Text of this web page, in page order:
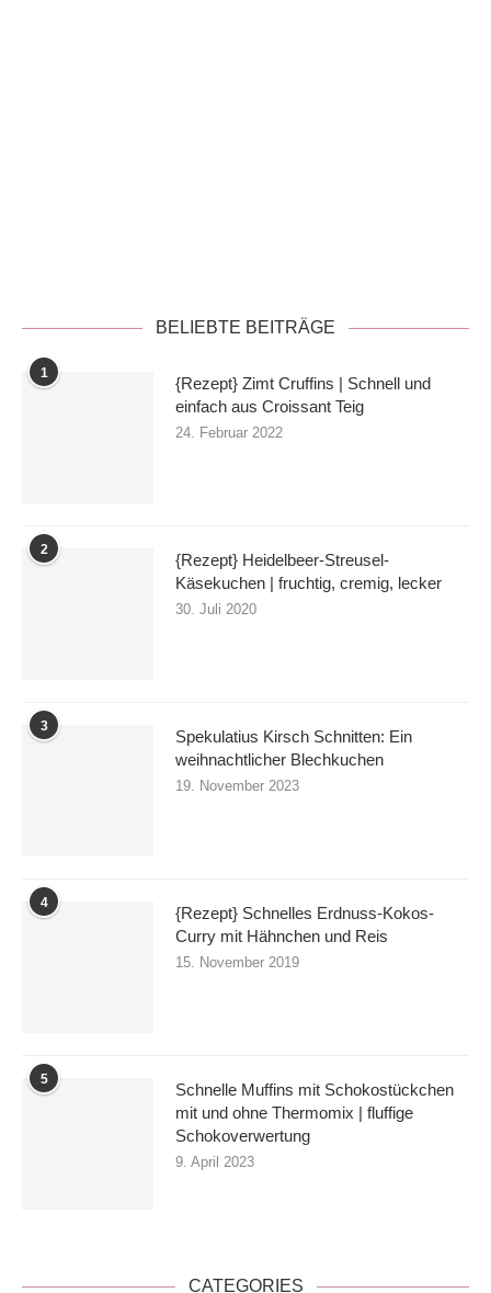
BELIEBTE BEITRÄGE
1
{Rezept} Zimt Cruffins | Schnell und
einfach aus Croissant Teig
24. Februar 2022
2
{Rezept} Heidelbeer-Streusel-
Käsekuchen | fruchtig, cremig, lecker
30. Juli 2020
3
Spekulatius Kirsch Schnitten: Ein
weihnachtlicher Blechkuchen
19. November 2023
4
{Rezept} Schnelles Erdnuss-Kokos-
Curry mit Hähnchen und Reis
15. November 2019
5
Schnelle Muffins mit Schokostückchen
mit und ohne Thermomix | fluffige
Schokoverwertung
9. April 2023
CATEGORIES